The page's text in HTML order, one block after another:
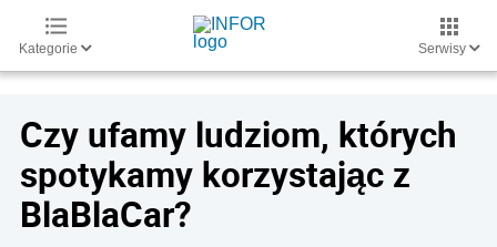
Kategorie Serwisy
Czy ufamy ludziom, których
spotykamy korzystając z
BlaBlaCar?